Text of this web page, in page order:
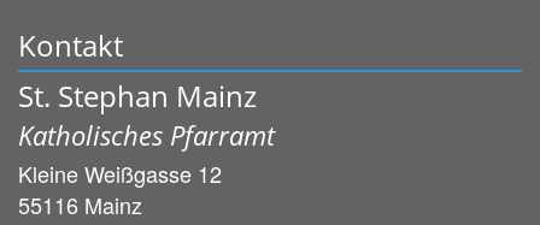
Kontakt
St. Stephan Mainz
Katholisches Pfarramt
Kleine Weißgasse 12
55116 Mainz